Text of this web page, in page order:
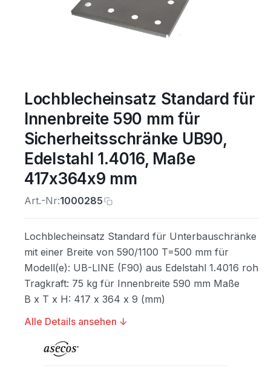
Lochblecheinsatz Standard für
Innenbreite 590 mm für
Sicherheitsschränke UB90,
Edelstahl 1.4016, Maße
417x364x9 mm
Art.-Nr:1000285
Lochblecheinsatz Standard für Unterbauschränke
mit einer Breite von 590/1100 T=500 mm für
Modell(e): UB-LINE (F90) aus Edelstahl 1.4016 roh
Tragkraft: 75 kg für Innenbreite 590 mm Maße
B x T x H: 417 x 364 x 9 (mm)
Alle Details ansehen ↓